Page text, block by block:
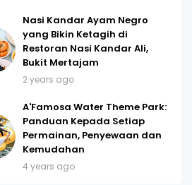
Nasi Kandar Ayam Negro
yang Bikin Ketagih di
Restoran Nasi Kandar Ali,
Bukit Mertajam
2 years ago
A'Famosa Water Theme Park:
Panduan Kepada Setiap
Permainan, Penyewaan dan
Kemudahan
4 years ago